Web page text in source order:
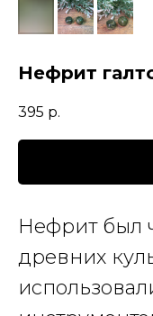
Нефрит
395 р.
Нефрит был
древних